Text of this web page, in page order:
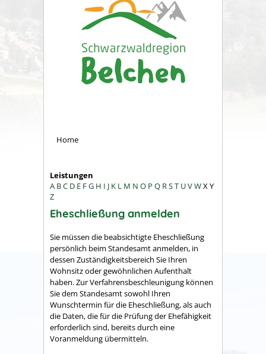
Home
Leistungen
A BC D E FG H I J K L M N O P Q RST UVWXY
Z
Eheschließung anmelden
Sie müssen die beabsichtigte Eheschließung
persönlich beim Standesamt anmelden, in
dessen Zuständigkeitsbereich Sie Ihren
Wohnsitz oder gewöhnlichen Aufenthalt
haben.Zur Verfahrensbeschleunigung können
Sie dem Standesamt sowohl Ihren
Wunschtermin für die Eheschließung, als auch
die Daten, die für die Prüfung der Ehefähigkeit
erforderlich sind, bereits durch eine
Voranmeldung übermitteln.